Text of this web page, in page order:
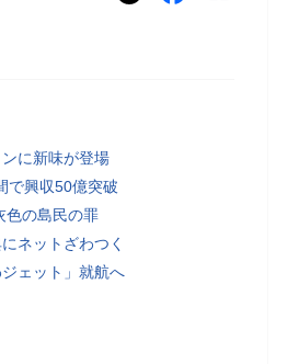
に新味が登場
で興収50億突破
色の島民の罪
ネットざわつく
ェット」就航へ